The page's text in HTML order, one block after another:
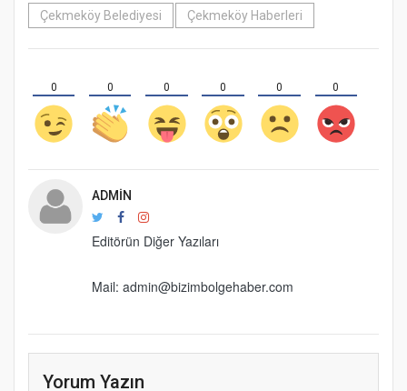
Çekmeköy Belediyesi Çekmeköy Haberleri
0 0 0 0 0 0
ADMIN
Editörün Diğer Yazıları
Mail: admin@bizimbolgehaber.com
Yorum Yazın